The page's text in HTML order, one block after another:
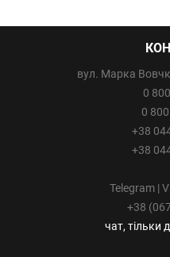
вул. Марка
0
0
+38
+38
Telegram |
+38
чат, тільки